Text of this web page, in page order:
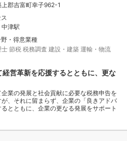
郡吉富町幸子962-1
津駅
・得意業種
士 節税 税務調査 建設・建築 運輸・物流
経営革新を応援するとともに、更な
業の発展と社会貢献に必要な税務申告を
、それに留まらず、企業の「良きアドバ
とともに、企業の更なる発展をサポート